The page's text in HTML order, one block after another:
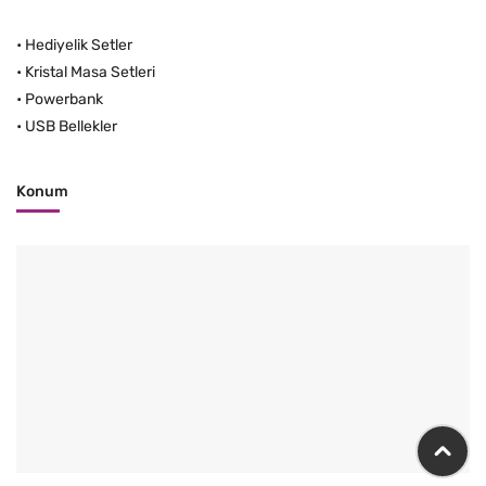
• Hediyelik Setler
• Kristal Masa Setleri
• Powerbank
• USB Bellekler
Konum